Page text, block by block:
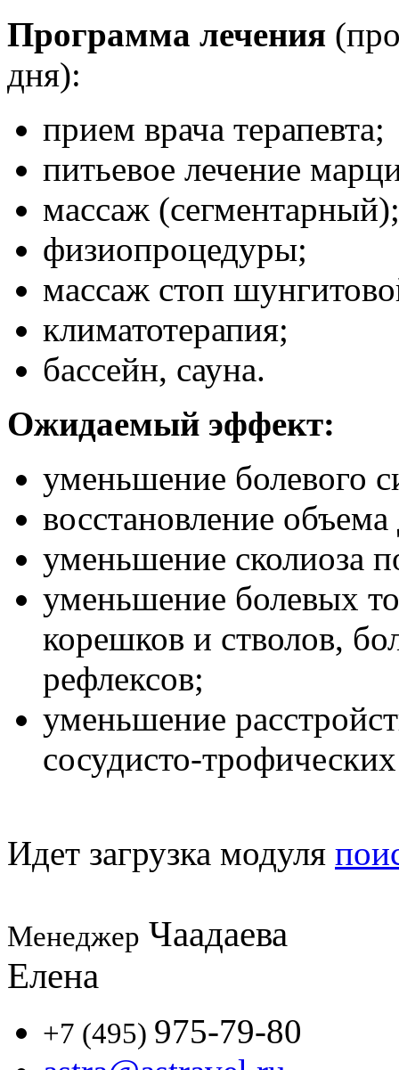
Программа лечения
дня):
прием врача терапевта;
питьевое лечение
массаж (сегментарный);
физиопроцедуры;
массаж стоп
климатотерапия;
бассейн, сауна.
Ожидаемый эффект:
уменьшение болевого
восстановление
уменьшение сколиоза
уменьшение болевых
корешков и стволов,
рефлексов;
уменьшение
сосудисто-
Идет загрузка модуля
Менеджер Чаадаева
Елена
+7 (495) 975-79-80